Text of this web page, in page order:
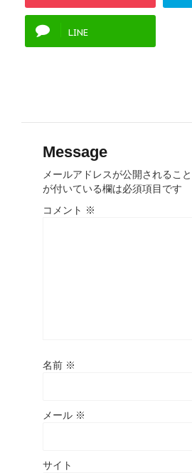
LINE
Message
メールアドレスが公開されること
が付いている欄は必須項目です
コメント ※
名前 ※
メール ※
サイト